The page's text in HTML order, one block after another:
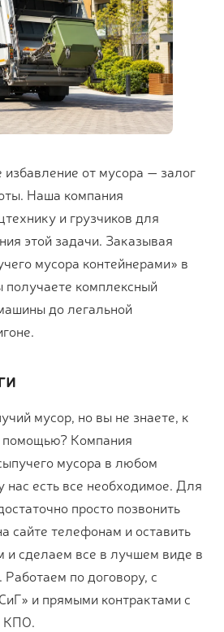
избавление от мусора — залог
Наша компания
и грузчиков для
этой задачи. Заказывая
мусора контейнерами» в
комплексный
до легальной
мусор, но вы не знаете, к
помощью? Компания
мусора в любом
нас есть все необходимое. Для
просто позвонить
сайте телефонам и оставить
и сделаем все в лучшем виде в
по договору, с
и прямыми контрактами с
КПО.